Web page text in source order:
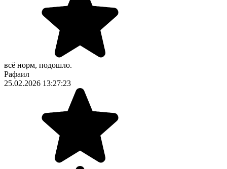
всё норм, подошло.
Рафаил
25.02.2026 13:27:23